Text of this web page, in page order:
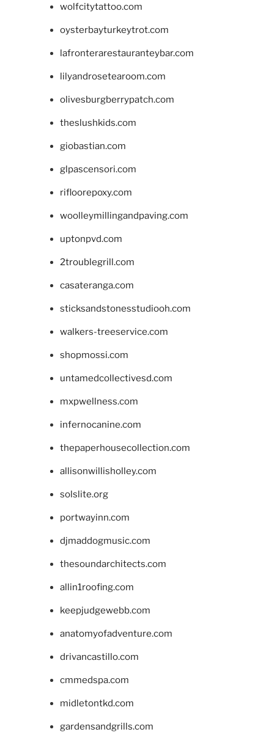
wolfcitytattoo.com
oysterbayturkeytrot.com
lafronterarestauranteybar.com
lilyandrosetearoom.com
olivesburgberrypatch.com
theslushkids.com
giobastian.com
glpascensori.com
rifloorepoxy.com
woolleymillingandpaving.com
uptonpvd.com
2troublegrill.com
casateranga.com
sticksandstonesstudiooh.com
walkers-treeservice.com
shopmossi.com
untamedcollectivesd.com
mxpwellness.com
infernocanine.com
thepaperhousecollection.com
allisonwillisholley.com
solslite.org
portwayinn.com
djmaddogmusic.com
thesoundarchitects.com
allin1roofing.com
keepjudgewebb.com
anatomyofadventure.com
drivancastillo.com
cmmedspa.com
midletontkd.com
gardensandgrills.com